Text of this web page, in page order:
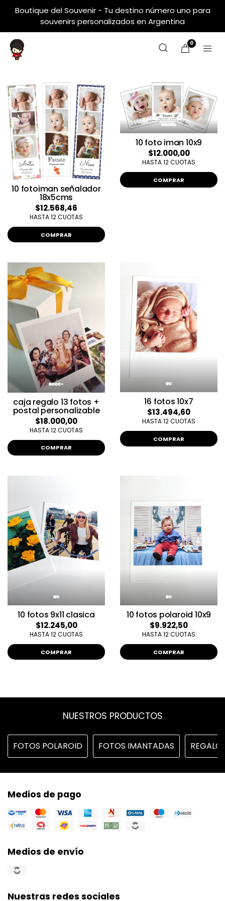
Boutique del Souvenir - Tu destino número uno para
souvenirs personalizados en Argentina
0
10 fotoiman señalador
18x5cms
$12.568,46
HASTA 12 CUOTAS
COMPRAR
10 foto iman 10x9
$12.000,00
HASTA 12 CUOTAS
COMPRAR
caja regalo 13 fotos +
postal personalizable
$18.000,00
HASTA 12 CUOTAS
COMPRAR
16 fotos 10x7
$13.494,60
HASTA 12 CUOTAS
COMPRAR
10 fotos 9x11 clasica
$12.245,00
HASTA 12 CUOTAS
COMPRAR
10 fotos polaroid 10x9
$9.922,50
HASTA 12 CUOTAS
COMPRAR
NUESTROS PRODUCTOS
FOTOS POLAROID FOTOS IMANTADAS
Medios de pago
Medios de envío
Nuestras redes sociales